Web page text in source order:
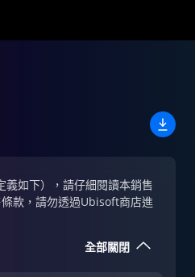
如下），請仔細閱讀本銷售
款，請勿透過Ubisoft商店進
全部關閉